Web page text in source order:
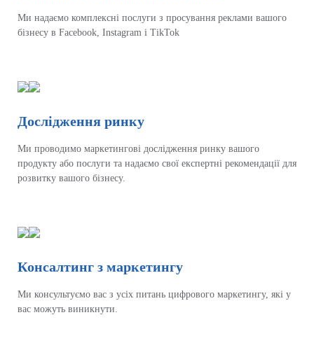
Ми надаємо комплексні послуги з просування реклами вашого
бізнесу в Facebook, Instagram і TikTok
Дослідження ринку
Ми проводимо маркетингові дослідження ринку вашого
продукту або послуги та надаємо свої експертні рекомендації для
розвитку вашого бізнесу.
Консалтинг з маркетингу
Ми консультуємо вас з усіх питань цифрового маркетингу, які у
вас можуть виникнути.